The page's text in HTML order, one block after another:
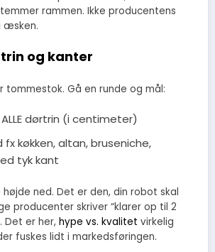
rammen. Ikke producentens
æsken.
og kanter
tommestok. Gå en runde og mål:
dørtrin (i centimeter)
fx køkken, altan, bruseniche,
tyk kant
højde ned. Det er den, din robot skal
producenter skriver “klarer op til 2
Det er her, hype vs. kvalitet virkelig
fuskes lidt i markedsføringen.